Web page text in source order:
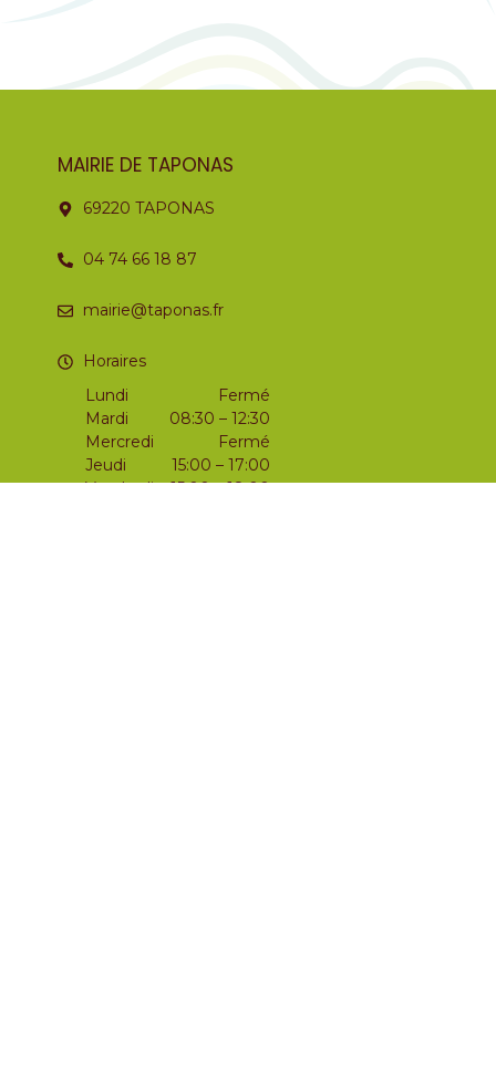
MAIRIE DE TAPONAS
69220 TAPONAS
04 74 66 18 87
mairie@taponas.fr
Horaires
Lundi
Mardi
Mercredi
Jeudi
Vendredi
Fermé
08:30 – 12:30
Fermé
15:00 – 17:00
15:00 – 18:00